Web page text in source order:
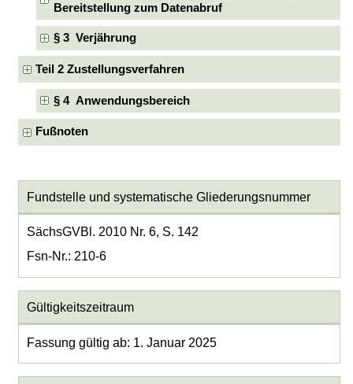
Bereitstellung zum Datenabruf
§ 3 Verjährung
Teil 2 Zustellungsverfahren
§ 4 Anwendungsbereich
Fußnoten
Fundstelle und systematische Gliederungsnummer
SächsGVBl. 2010 Nr. 6, S. 142
Fsn-Nr.: 210-6
Gültigkeitszeitraum
Fassung gültig ab: 1. Januar 2025